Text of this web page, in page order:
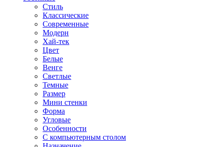
Стиль
Классические
Современные
Модерн
Хай-тек
Цвет
Белые
Венге
Светлые
Темные
Размер
Мини стенки
Форма
Угловые
Особенности
С компьютерным столом